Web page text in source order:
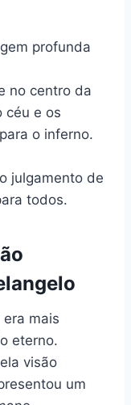
profunda
no centro da
céu e os
o inferno.
julgamento de
todos.
mais
eterno.
visão
um